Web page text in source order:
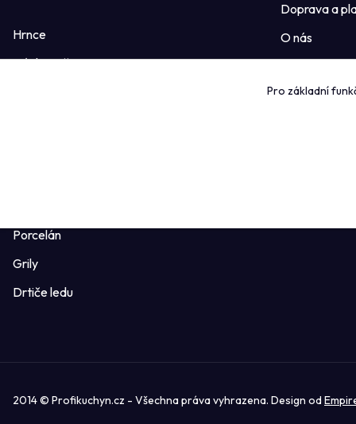
Hrnce
Dávkovače
Porcelán
Grily
Drtiče ledu
Doprava a
O nás
Ověřeno
2014 © Profikuchyn.cz - Všechna práva vyhrazena. Design od
Pro základní